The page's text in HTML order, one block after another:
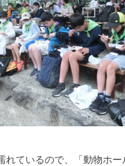
れているので、「動物ホー